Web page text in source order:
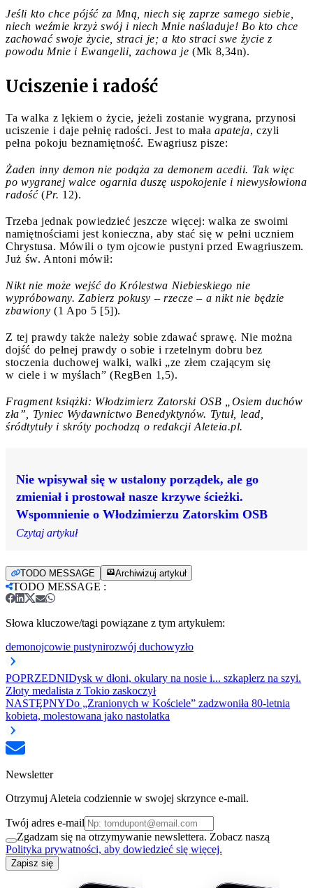
Jeśli kto chce pójść za Mną, niech się zaprze samego siebie,
niech weźmie krzyż swój i niech Mnie naśladuje! Bo kto chce
zachować swoje życie, straci je; a kto straci swe życie z
powodu Mnie i Ewangelii, zachowa je (Mk 8,34n).
Uciszenie i radość
Ta walka z lękiem o życie, jeżeli zostanie wygrana, przynosi
uciszenie i daje pełnię radości. Jest to mała apateja, czyli
pełna pokoju beznamiętność. Ewagriusz pisze:
Żaden inny demon nie podąża za demonem acedii. Tak więc
po wygranej walce ogarnia duszę uspokojenie i niewysłowiona
radość(Pr. 12).
Trzeba jednak powiedzieć jeszcze więcej: walka ze swoimi
namiętnościami jest konieczna, aby stać się w pełni uczniem
Chrystusa. Mówili o tym ojcowie pustyni przed Ewagriuszem.
Już św. Antoni mówił:
Nikt nie może wejść do Królestwa Niebieskiego nie
wypróbowany. Zabierz pokusy – rzecze – a nikt nie będzie
zbawiony (1 Apo 5 [5]).
Z tej prawdy także należy sobie zdawać sprawę. Nie można
dojść do pełnej prawdy o sobie i rzetelnym dobru bez
stoczenia duchowej walki, walki „ze złem czającym się
w ciele i w myślach” (RegBen 1,5).
Fragment książki: Włodzimierz Zatorski OSB „Osiem duchów
zła”, Tyniec Wydawnictwo Benedyktynów. Tytuł, lead,
śródtytuły i skróty pochodzą o redakcji Aleteia.pl.
Nie wpisywał się w ustalony porządek, ale go
zmieniał i prostował nasze krzywe ścieżki.
Wspomnienie o Włodzimierzu Zatorskim OSB
Czytaj artykuł
TODO MESSAGE Archiwizuj artykuł
TODO MESSAGE :
Słowa kluczowe/tagi powiązane z tym artykułem:
demonojcowie pustynirozwój duchowyzło
POPRZEDNIDysk w dłoni, okulary na nosie i... szkaplerz na szyi.
Złoty medalista z Tokio zaskoczył
NASTĘPNYDo „Zranionych w Kościele” zadzwoniła 80-letnia
kobieta, molestowana jako nastolatka
Newsletter
Otrzymuj Aleteia codziennie w swojej skrzynce e-mail.
Twój adres e-mail
Zgadzam się na otrzymywanie newslettera. Zobacz naszą
Polityka prywatności, aby dowiedzieć się więcej.
Zapisz się